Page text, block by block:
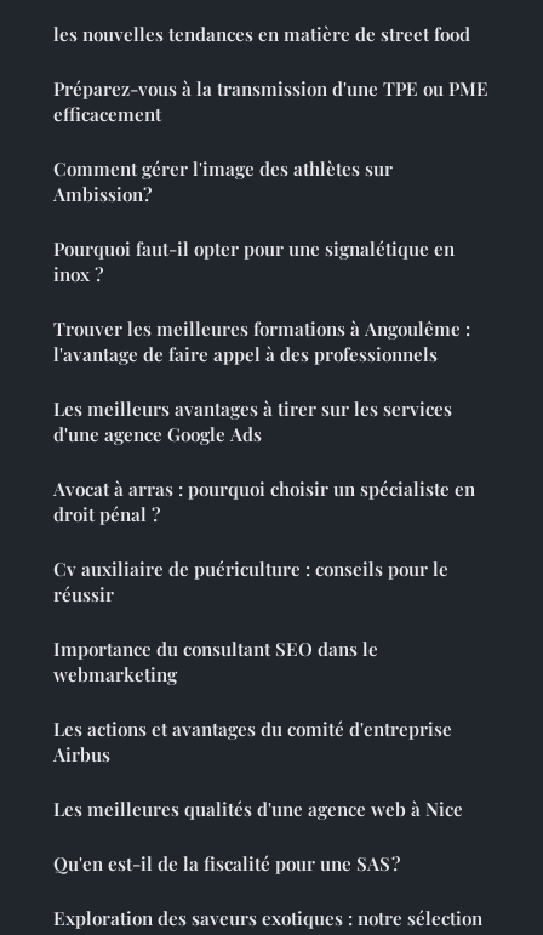
les nouvelles tendances en matière de street food
Préparez-vous à la transmission d'une TPE ou PME
efficacement
Comment gérer l'image des athlètes sur
Ambission?
Pourquoi faut-il opter pour une signalétique en
inox ?
Trouver les meilleures formations à Angoulême :
l'avantage de faire appel à des professionnels
Les meilleurs avantages à tirer sur les services
d'une agence Google Ads
Avocat à arras : pourquoi choisir un spécialiste en
droit pénal ?
Cv auxiliaire de puériculture : conseils pour le
réussir
Importance du consultant SEO dans le
webmarketing
Les actions et avantages du comité d'entreprise
Airbus
Les meilleures qualités d'une agence web à Nice
Qu'en est-il de la fiscalité pour une SAS ?
Exploration des saveurs exotiques : notre sélection